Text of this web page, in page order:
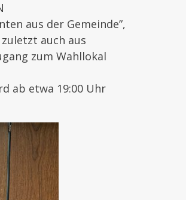
aus der Gemeinde”,
auch aus
zum Wahllokal
ab etwa 19:00 Uhr